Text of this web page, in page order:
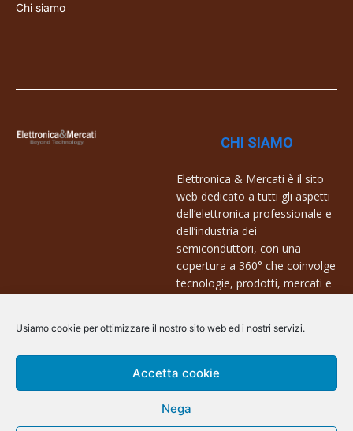
Usiamo cookie per ottimizzare il nostro sito web ed i nostri servizi.
Accetta cookie
Nega
Chi siamo
CHI SIAMO
Elettronica & Mercati è il sito
web dedicato a tutti gli aspetti
dell’elettronica professionale e
dell’industria dei
semiconduttori, con una
copertura a 360° che coinvolge
tecnologie, prodotti, mercati e
Contatti:
info@arscommunication.it